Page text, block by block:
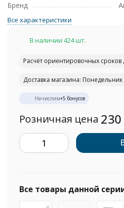
Бренд
Все характеристики
В наличии 424 шт.
Расчёт ориентировочных сроков
Доставка магазина: Понедельник
Начислим+5 бонусов
Розничная цена 230
Все товары данной